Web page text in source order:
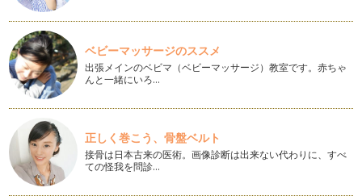
クリスマスケーキを作ろう！
なんだかあっという間に街はすっかりクリスマスムードです
ね。今年はクリスマスケーキ作りに挑戦…
ふんわり中華風蒸しパン
黄色くてふわふわの蒸しパン、マーラーカオは中国のお菓子で
す。 小さい頃近所のパン屋…
ワンボウルで簡単♪基本のパウンドケーキ
前々回、ワンボウルで簡単に作れるマフィンをご紹介しまし
た。 今回は同じくワンボウル…
ベビーマッサージのススメ
出張メインのベビマ（ベビーマッサージ）教室です。赤ちゃ
んと一緒にいろ…
正しく巻こう、骨盤ベルト
接骨は日本古来の医術。画像診断は出来ない代わりに、すべ
ての怪我を問診…